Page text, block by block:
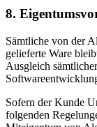
8.
Sämtliche von der
gelieferte Ware
Ausgleich
Sofern der Kunde
folgenden